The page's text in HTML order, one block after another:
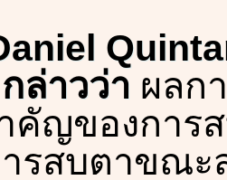
ล่าวว่า ผลก
คัญของการ
ารสบตาขณ